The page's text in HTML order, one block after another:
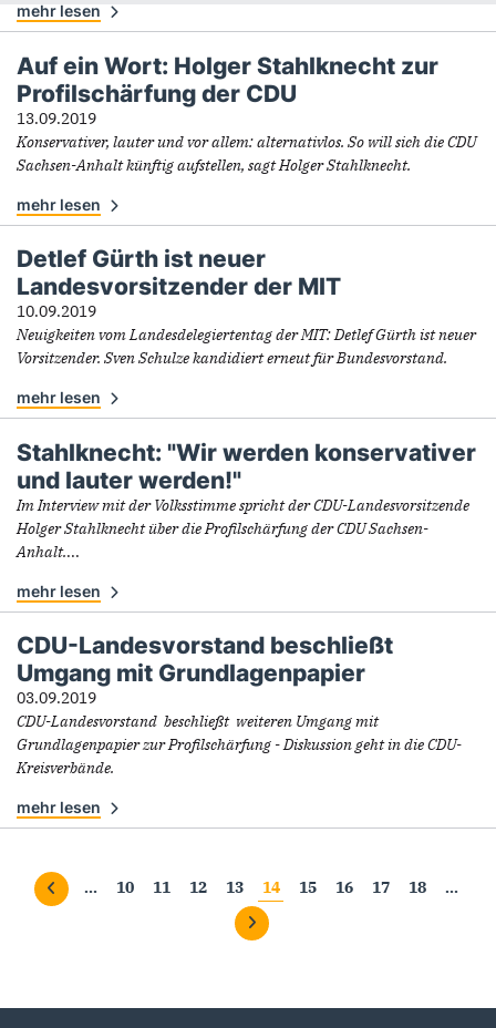
mehr lesen
Auf ein Wort: Holger Stahlknecht zur
Profilschärfung der CDU
13.09.2019
Konservativer, lauter und vor allem: alternativlos. So will sich die CDU
Sachsen-Anhalt künftig aufstellen, sagt Holger Stahlknecht.
mehr lesen
Detlef Gürth ist neuer
Landesvorsitzender der MIT
10.09.2019
Neuigkeiten vom Landesdelegiertentag der MIT: Detlef Gürth ist neuer
Vorsitzender. Sven Schulze kandidiert erneut für Bundesvorstand.
mehr lesen
Stahlknecht: "Wir werden konservativer
und lauter werden!"
Im Interview mit der Volksstimme spricht der CDU-Landesvorsitzende
Holger Stahlknecht über die Profilschärfung der CDU Sachsen-
Anhalt....
mehr lesen
CDU-Landesvorstand beschließt
Umgang mit Grundlagenpapier
03.09.2019
CDU-Landesvorstand beschließt weiteren Umgang mit
Grundlagenpapier zur Profilschärfung - Diskussion geht in die CDU-
Kreisverbände.
mehr lesen
Seiten
… 10 11 12 13 14 15 16 17 18 …